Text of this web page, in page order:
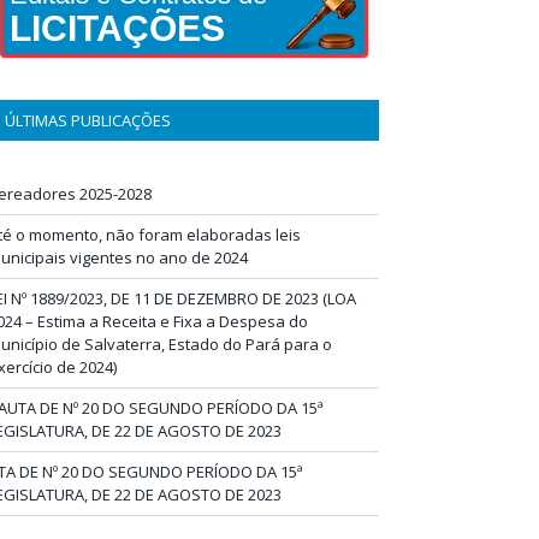
LICITAÇÕES
ÚLTIMAS PUBLICAÇÕES
2025-2028
o momento, não foram elaboradas leis
vigentes no ano de 2024
Nº 1889/2023, DE 11 DE DEZEMBRO DE 2023 (LOA
– Estima a Receita e Fixa a Despesa do
de Salvaterra, Estado do Pará para o
de 2024)
DE Nº 20 DO SEGUNDO PERÍODO DA 15ª
DE 22 DE AGOSTO DE 2023
DE Nº 20 DO SEGUNDO PERÍODO DA 15ª
DE 22 DE AGOSTO DE 2023